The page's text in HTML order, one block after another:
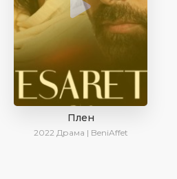
Плен
2022 Драма | BeniAffet